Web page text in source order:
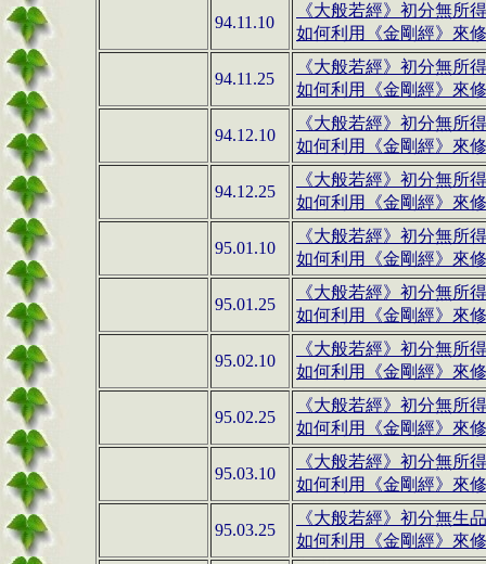
94.11.10
《大般若經》 初分無所
如何利用《金剛經》來
94.11.25
《大般若經》 初分無所
如何利用《金剛經》來
94.12.10
《大般若經》 初分無所
如何利用《金剛經》來
94.12.25
《大般若經》 初分無所
如何利用《金剛經》來
95.01.10
《大般若經》 初分無所
如何利用《金剛經》來
95.01.25
《大般若經》 初分無所
如何利用《金剛經》來
95.02.10
《大般若經》 初分無所
如何利用《金剛經》來
95.02.25
《大般若經》 初分無所
如何利用《金剛經》來
95.03.10
《大般若經》 初分無所
如何利用《金剛經》來
95.03.25
《大般若經》 初分無生
如何利用《金剛經》來